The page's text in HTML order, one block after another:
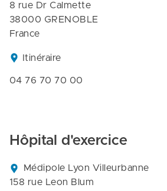
8 rue Dr Calmette
38000 GRENOBLE
France
Itinéraire
04 76 70 70 00
Hôpital d'exercice
Médipole Lyon Villeurbanne
158 rue Leon Blum